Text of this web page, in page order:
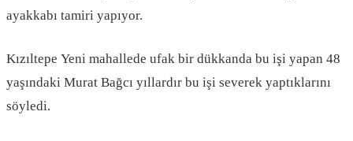
ayakkabı tamiri yapıyor.
Kızıltepe Yeni mahallede ufak bir dükkanda bu işi yapan 48
yaşındaki Murat Bağcı yıllardır bu işi severek yaptıklarını
söyledi.